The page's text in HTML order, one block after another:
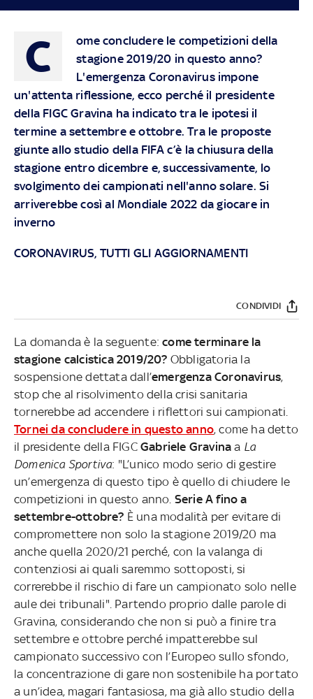
C
ome concludere le competizioni della
stagione 2019/20 in questo anno?
L'emergenza Coronavirus impone
un'attenta riflessione, ecco perché il presidente
della FIGC Gravina ha indicato tra le ipotesi il
termine a settembre e ottobre. Tra le proposte
giunte allo studio della FIFA c’è la chiusura della
stagione entro dicembre e, successivamente, lo
svolgimento dei campionati nell'anno solare. Si
arriverebbe così al Mondiale 2022 da giocare in
inverno
CORONAVIRUS, TUTTI GLI AGGIORNAMENTI
CONDIVIDI
La domanda è la seguente:come terminare la
stagione calcistica 2019/20? Obbligatoria la
sospensione dettata dall’emergenza Coronavirus,
stop che al risolvimento della crisi sanitaria
tornerebbe ad accendere i riflettori sui campionati.
Tornei da concludere in questo anno, come ha detto
il presidente della FIGC Gabriele Gravina a La
Domenica Sportiva: "L’unico modo serio di gestire
un’emergenza di questo tipo è quello di chiudere le
competizioni in questo anno. Serie A fino a
settembre-ottobre? È una modalità per evitare di
compromettere non solo la stagione 2019/20 ma
anche quella 2020/21 perché, con la valanga di
contenziosi ai quali saremmo sottoposti, si
correrebbe il rischio di fare un campionato solo nelle
aule dei tribunali". Partendo proprio dalle parole di
Gravina, considerando che non si può a finire tra
settembre e ottobre perché impatterebbe sul
campionato successivo con l’Europeo sullo sfondo,
la concentrazione di gare non sostenibile ha portato
a un’idea, magari fantasiosa, ma già allo studio della